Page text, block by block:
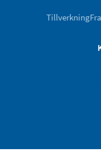
Tillverkning